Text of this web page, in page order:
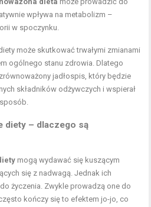
wpływa na metabolizm –
w spoczynku.
może skutkować trwałymi zmianami
ogólnego stanu zdrowia. Dlatego
jadłospis, który będzie
składników odżywczych i wspierał
diety – dlaczego są
mogą wydawać się kuszącym
się z nadwagą. Jednak ich
życzenia. Zwykle prowadzą one do
kończy się to efektem jo-jo, co